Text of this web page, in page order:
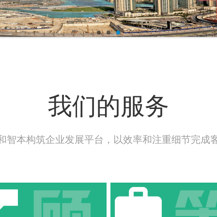
我们的服务
智本构筑企业发展平台，以效率和注重细节完成